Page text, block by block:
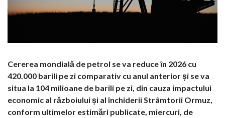
Cererea mondială de petrol se va reduce în 2026 cu
420.000 barili pe zi comparativ cu anul anterior și se va
situa la 104 milioane de barili pe zi, din cauza impactului
economic al războiului și al închiderii Strâmtorii Ormuz,
conform ultimelor estimări publicate, miercuri, de